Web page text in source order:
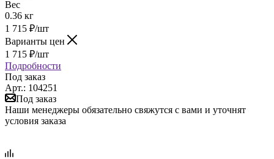
Вес
0.36 кг
1 715 ₽/шт
Варианты цен
1 715 ₽/шт
Подробности
Под заказ
Арт.: 104251
Под заказ
Наши менеджеры обязательно свяжутся с вами и уточнят
условия заказа